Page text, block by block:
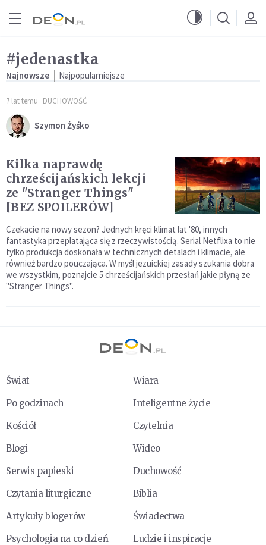
#jedenastka
Najnowsze Najpopularniejsze
7 lat temu DUCHOWOŚĆ
Szymon Żyśko
Kilka naprawdę
chrześcijańskich lekcji
ze "Stranger Things"
[BEZ SPOILERÓW]
Czekacie na nowy sezon? Jednych kręci klimat lat '80, innych
fantastyka przeplatająca się z rzeczywistością. Serial Netflixa to nie
tylko produkcja doskonała w technicznych detalach i klimacie, ale
również bardzo pouczająca. W myśl jezuickiej zasady szukania dobra
we wszystkim, poznajcie 5 chrześcijańskich przesłań jakie płyną ze
"Stranger Things".
Świat
Wiara
Po godzinach
Inteligentne życie
Kościół
Czytelnia
Blogi
Wideo
Serwis papieski
Duchowość
Czytania liturgiczne
Biblia
Artykuły blogerów
Świadectwa
Psychologia na co dzień
Ludzie i inspiracje